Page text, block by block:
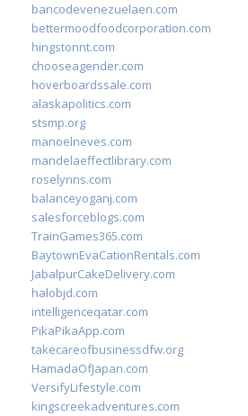
bancodevenezuelaen.com
bettermoodfoodcorporation.com
hingstonnt.com
chooseagender.com
hoverboardssale.com
alaskapolitics.com
stsmp.org
manoelneves.com
mandelaeffectlibrary.com
roselynns.com
balanceyoganj.com
salesforceblogs.com
TrainGames365.com
BaytownEvaCationRentals.com
JabalpurCakeDelivery.com
halobjd.com
intelligenceqatar.com
PikaPikaApp.com
takecareofbusinessdfw.org
HamadaOfJapan.com
VersifyLifestyle.com
kingscreekadventures.com